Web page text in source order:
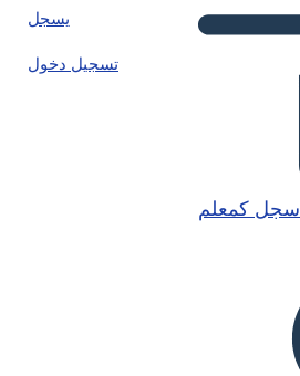
يسجل
تسجيل دخول
سجل كمعلم